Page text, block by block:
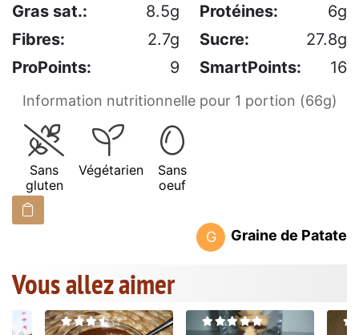
Gras sat.:
8.5g Protéines:
6g
Fibres:
2.7g Sucre:
27.8g
ProPoints:
9 SmartPoints: 16
Information nutritionnelle pour 1 portion (66g)
Sans
gluten
Végétarien
Sans
oeuf
G Graine de Patate
Vous allez aimer